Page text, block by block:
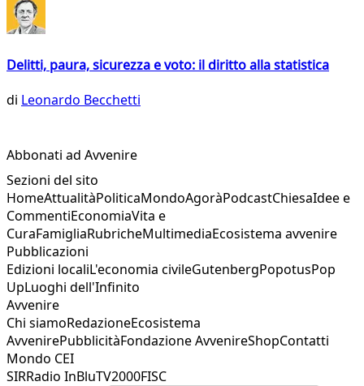
Delitti, paura, sicurezza e voto: il diritto alla statistica
di Leonardo Becchetti
Abbonati ad Avvenire
Sezioni del sito
HomeAttualitàPoliticaMondoAgoràPodcastChiesaIdee e
CommentiEconomiaVita e
CuraFamigliaRubricheMultimediaEcosistema avvenire
Pubblicazioni
Edizioni localiL'economia civileGutenbergPopotusPop
UpLuoghi dell'Infinito
Avvenire
Chi siamoRedazioneEcosistema
AvvenirePubblicitàFondazione AvvenireShopContatti
Mondo CEI
SIRRadio InBluTV2000FISC